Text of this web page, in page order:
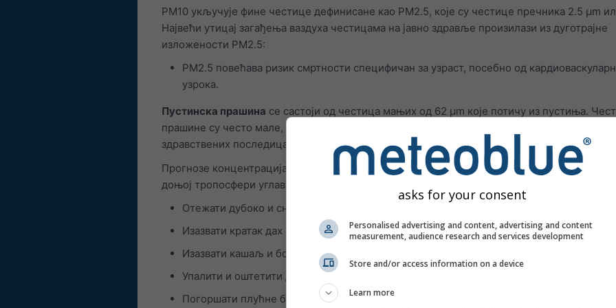
PM10 укључује фине честице дефинисане као PM2.5, које су честице пречника 2.5 μm
Највећи утицај загађења ваздуха честицама на јавно здравље произилази из дуготрајне
изложености PM2.5:
PM2.5 повећава ризик смртности специфичан за узраст, посебно од
узрока.
Пустинска прашина се састоји од честица мањих од 62 μm које потичу из пустиња.
прашине су често мале, што доводи до високих концентрација PM10 и PM2.5 и свих
здравствених последица.
Прогнозе концентрација гасова који загађују ваздух приказане су на трећем панелу.
доњој тропосфери углавном потиче из градских подручја. Озон може:
Отежати дубоко и снажно дисање
Изазвати кратак дах и бол при дубоком удисају
Изазвати кашаљ и бол или гребање у грлу
Упалити и оштетити дисајне путеве
Погоршати плућне болести као што су астма, емфизем и хронични бронхитис
asks for your consent
Personalised advertising and content, advertising and content
measurement, audience research and services development
Store and/or access information on a device
Learn more